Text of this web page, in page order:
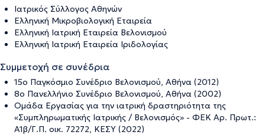
Ιατρικός Σύλλογος Αθηνών
Ελληνική Μικροβιολογική Εταιρεία
Ελληνική Ιατρική Εταιρεία Βελονισμού
Ελληνική Ιατρική Εταιρεία Ιριδολογίας
Συμμετοχή σε συνέδρια
15ο Παγκόσμιο Συνέδριο Βελονισμού, Αθήνα (2012)
8ο Πανελλήνιο Συνέδριο Βελονισμού, Αθήνα (2002)
Ομάδα Εργασίας για την ιατρική δραστηριότητα της
«Συμπληρωματικής Ιατρικής / Βελονισμός» - ΦΕΚ Αρ. Πρωτ.:
A1β/Γ.Π. οικ. 72272, ΚΕΣΥ (2022)